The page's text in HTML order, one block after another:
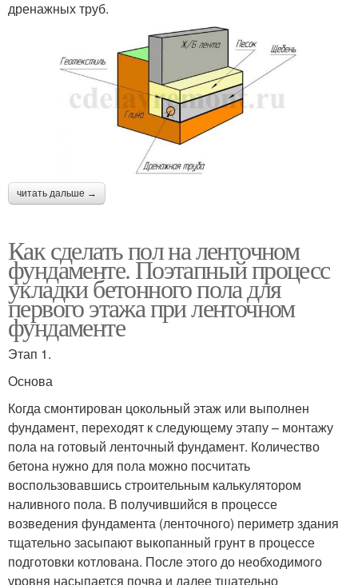
дренажных труб.
читать дальше →
Как сделать пол на ленточном
фундаменте. Поэтапный процесс
укладки бетонного пола для
первого этажа при ленточном
фундаменте
Этап 1.
Основа
Когда смонтирован цокольный этаж или выполнен
фундамент, переходят к следующему этапу – монтажу
пола на готовый ленточный фундамент. Количество
бетона нужно для пола можно посчитать
воспользовавшись строительным калькулятором
наливного пола. В получившийся в процессе
возведения фундамента (ленточного) периметр здания
тщательно засыпают выкопанный грунт в процессе
подготовки котлована. После этого до необходимого
уровня насыпается почва и далее тщательно